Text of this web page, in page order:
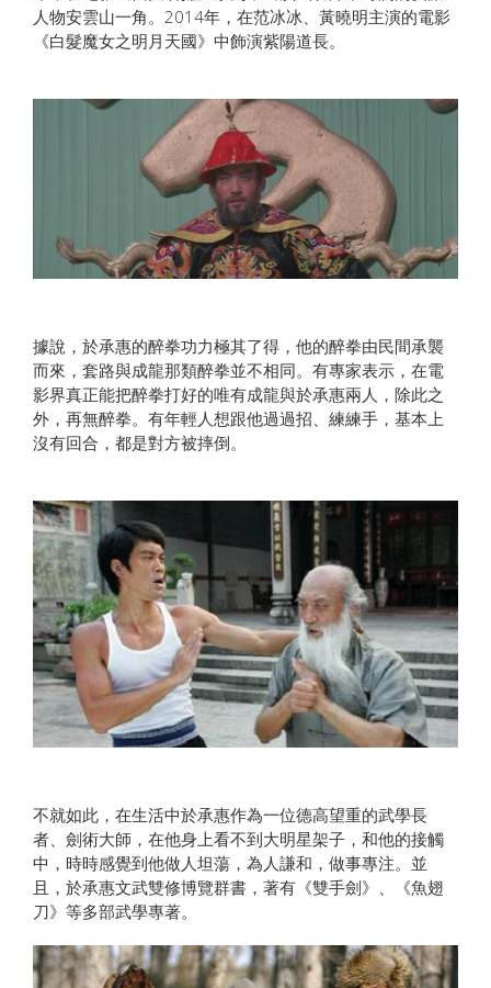
人物安雲山一角。2014年，在范冰冰、黃曉明主演的電影
《白髮魔女之明月天國》中飾演紫陽道長。
據說，於承惠的醉拳功力極其了得，他的醉拳由民間承襲
而來，套路與成龍那類醉拳並不相同。有專家表示，在電
影界真正能把醉拳打好的唯有成龍與於承惠兩人，除此之
外，再無醉拳。有年輕人想跟他過過招、練練手，基本上
沒有回合，都是對方被摔倒。
不就如此，在生活中於承惠作為一位德高望重的武學長
者、劍術大師，在他身上看不到大明星架子，和他的接觸
中，時時感覺到他做人坦蕩，為人謙和，做事專注。並
且，於承惠文武雙修博覽群書，著有《雙手劍》、《魚翅
刀》等多部武學專著。